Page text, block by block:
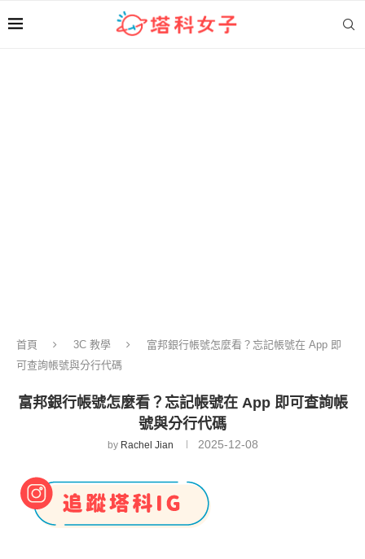
首頁 3C 教學
富邦銀行帳號怎麼看？忘記帳號在 App 即
可查詢帳號與分行代碼
富邦銀行帳號怎麼看？忘記帳號在 App 即可查詢帳
號與分行代碼
by Rachel Jian 2025-12-08